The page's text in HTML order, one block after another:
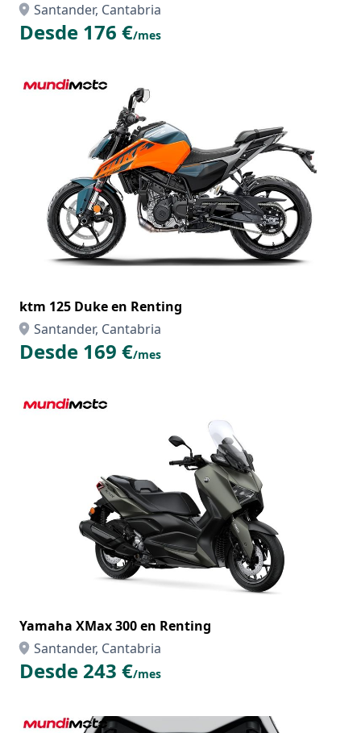
Santander, Cantabria
Desde 176 €/mes
ktm 125 Duke en Renting
Santander, Cantabria
Desde 169 €/mes
Yamaha XMax 300 en Renting
Santander, Cantabria
Desde 243 €/mes